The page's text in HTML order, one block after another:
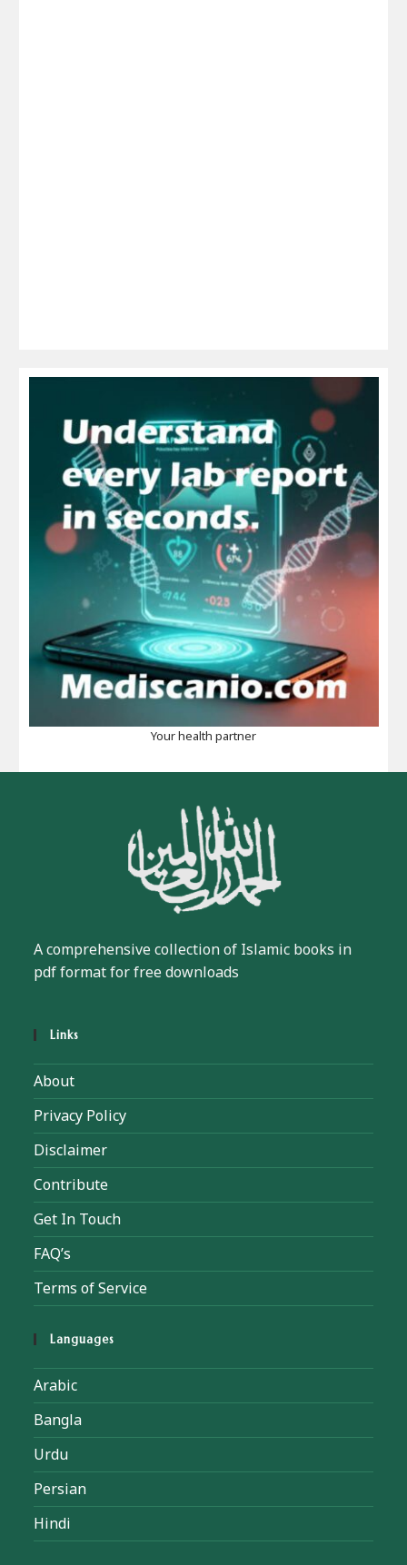
Your health partner
A comprehensive collection of Islamic books in
pdf format for free downloads
Links
About
Privacy Policy
Disclaimer
Contribute
Get In Touch
FAQ’s
Terms of Service
Languages
Arabic
Bangla
Urdu
Persian
Hindi